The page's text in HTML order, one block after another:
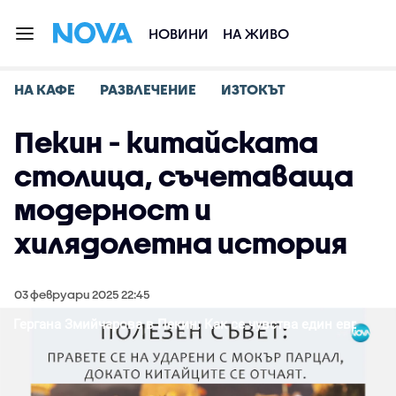
НОВИНИ НА ЖИВО
НА КАФЕ РАЗВЛЕЧЕНИЕ ИЗТОКЪТ
Пекин - китайската
столица, съчетаваща
модерност и
хилядолетна история
03 февруари 2025 22:45